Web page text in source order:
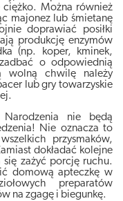
Można również
majonez lub śmietanę
doprawiać posiłki
produkcję enzymów
(np. koper, kminek,
o odpowiednią
wolną chwilę należy
lub gry towarzyskie
nie będą
Nie oznacza to
przysmaków,
dokładać kolejne
zażyć porcję ruchu.
domową apteczkę w
preparatów
na zgagę i biegunkę.